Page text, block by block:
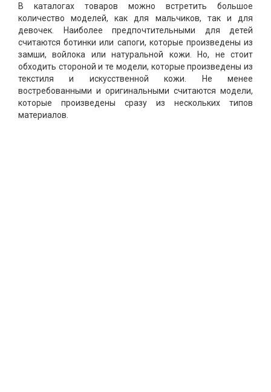
В каталогах товаров можно встретить большое
количество моделей, как для мальчиков, так и для
девочек. Наиболее предпочтительными для детей
считаются ботинки или сапоги, которые произведены из
замши, войлока или натуральной кожи. Но, не стоит
обходить стороной и те модели, которые произведены из
текстиля и искусственной кожи. Не менее
востребованными и оригинальными считаются модели,
которые произведены сразу из нескольких типов
материалов.